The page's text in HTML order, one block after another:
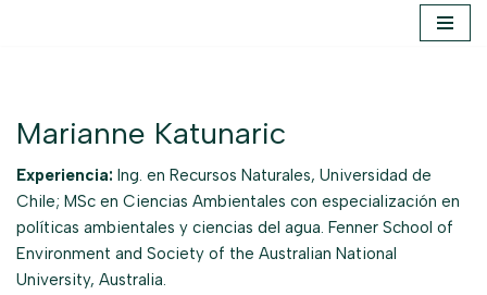
Marianne Katunaric
Experiencia: Ing. en Recursos Naturales, Universidad de
Chile; MSc en Ciencias Ambientales con especialización en
políticas ambientales y ciencias del agua. Fenner School of
Environment and Society of the Australian National
University, Australia.